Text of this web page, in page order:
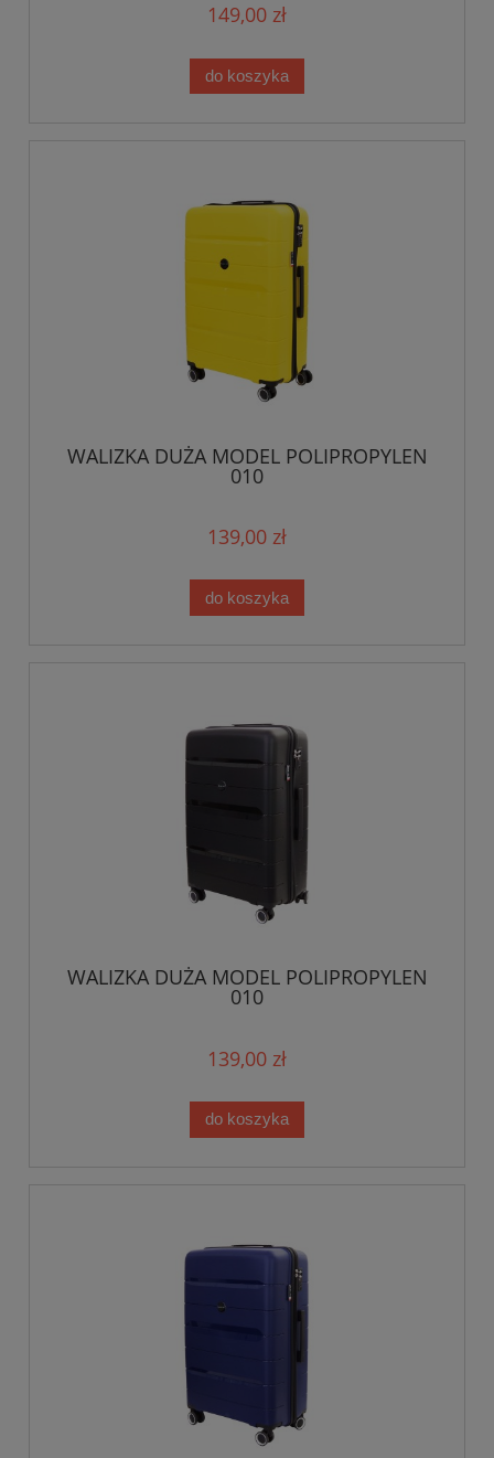
149,00 zł
do koszyka
WALIZKA DUŻA MODEL POLIPROPYLEN
010
139,00 zł
do koszyka
WALIZKA DUŻA MODEL POLIPROPYLEN
010
139,00 zł
do koszyka